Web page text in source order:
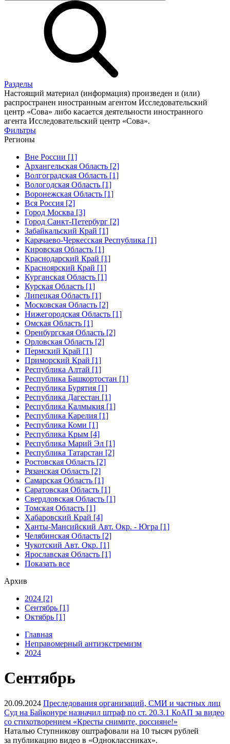
Разделы
Настоящий материал (информация) произведен и (или)
распространен иностранным агентом Исследовательский
центр «Сова» либо касается деятельности иностранного
агента Исследовательский центр «Сова».
Фильтры
Регионы
Вне России [1]
Архангельская Область [2]
Волгоградская Область [1]
Вологодская Область [1]
Воронежская Область [1]
Вся Россия [2]
Город Москва [3]
Город Санкт-Петербург [2]
Забайкальский Край [1]
Карачаево-Черкесская Республика [1]
Кировская Область [1]
Краснодарский Край [1]
Красноярский Край [1]
Курганская Область [1]
Курская Область [1]
Липецкая Область [1]
Московская Область [2]
Нижегородская Область [1]
Омская Область [1]
Оренбургская Область [2]
Орловская Область [2]
Пермский Край [1]
Приморский Край [1]
Республика Алтай [1]
Республика Башкортостан [1]
Республика Бурятия [1]
Республика Дагестан [1]
Республика Калмыкия [1]
Республика Карелия [1]
Республика Коми [1]
Республика Крым [4]
Республика Марий Эл [1]
Республика Татарстан [2]
Ростовская Область [2]
Рязанская Область [2]
Самарская Область [1]
Саратовская Область [1]
Свердловская Область [1]
Томская Область [1]
Хабаровский Край [4]
Ханты-Мансийский Авт. Окр. - Югра [1]
Челябинская Область [2]
Чукотский Авт. Окр. [1]
Ярославская Область [1]
Показать все
Архив
2024 [2]
Сентябрь [1]
Октябрь [1]
Главная
Неправомерный антиэкстремизм
2024
Сентябрь
20.09.2024 Преследования организаций, СМИ и частных лиц
Суд на Байконуре назначил штраф по ст. 20.3.1 КоАП за видео
со стихотворением «Кресты снимите, россияне!»
Наталью Ступникову оштрафовали на 10 тысяч рублей
за публикацию видео в «Одноклассниках».